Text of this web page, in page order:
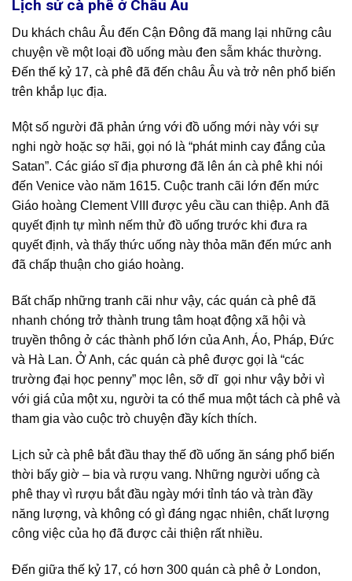
Lịch sử cà phê ở Châu Âu
Du khách châu Âu đến Cận Đông đã mang lại những câu
chuyện về một loại đồ uống màu đen sẫm khác thường.
Đến thế kỷ 17, cà phê đã đến châu Âu và trở nên phổ biến
trên khắp lục địa.
Một số người đã phản ứng với đồ uống mới này với sự
nghi ngờ hoặc sợ hãi, gọi nó là “phát minh cay đắng của
Satan”. Các giáo sĩ địa phương đã lên án cà phê khi nói
đến Venice vào năm 1615. Cuộc tranh cãi lớn đến mức
Giáo hoàng Clement VIII được yêu cầu can thiệp. Anh đã
quyết định tự mình nếm thử đồ uống trước khi đưa ra
quyết định, và thấy thức uống này thỏa mãn đến mức anh
đã chấp thuận cho giáo hoàng.
Bất chấp những tranh cãi như vậy, các quán cà phê đã
nhanh chóng trở thành trung tâm hoạt động xã hội và
truyền thông ở các thành phố lớn của Anh, Áo, Pháp, Đức
và Hà Lan. Ở Anh, các quán cà phê được gọi là “các
trường đại học penny” mọc lên, sỡ dĩ gọi như vậy bởi vì
với giá của một xu, người ta có thể mua một tách cà phê và
tham gia vào cuộc trò chuyện đầy kích thích.
Lịch sử cà phê bắt đầu thay thế đồ uống ăn sáng phổ biến
thời bấy giờ – bia và rượu vang. Những người uống cà
phê thay vì rượu bắt đầu ngày mới tỉnh táo và tràn đầy
năng lượng, và không có gì đáng ngạc nhiên, chất lượng
công việc của họ đã được cải thiện rất nhiều.
Đến giữa thế kỷ 17, có hơn 300 quán cà phê ở London,